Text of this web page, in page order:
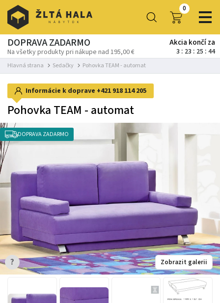
0
DOPRAVA ZADARMO
Na všetky produkty pri nákupe nad 195,00 €
Akcia končí za
3 23 25 43
Hlavná strana Sedačky Pohovka TEAM - automat
Informácie k doprave +421 918 114 205
Pohovka TEAM - automat
DOPRAVA ZADARMO
Zobrazit galerii
?